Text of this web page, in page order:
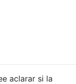
aclarar si la